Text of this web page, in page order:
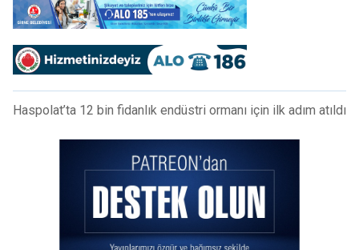
Haspolat’ta 12 bin fidanlık endüstri ormanı için ilk adım atıldı